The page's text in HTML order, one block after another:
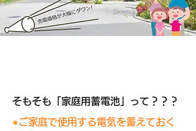
そもそも「家庭用蓄電池」って？？？
●ご家庭で使用する電気を蓄えておく